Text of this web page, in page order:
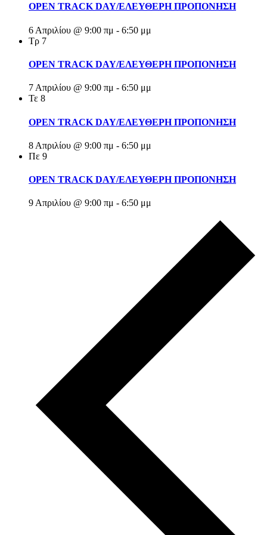
OPEN TRACK DAY/ΕΛΕΥΘΕΡΗ ΠΡΟΠΟΝΗΣΗ
6 Απριλίου @ 9:00 πμ - 6:50 μμ
Τρ 7
OPEN TRACK DAY/ΕΛΕΥΘΕΡΗ ΠΡΟΠΟΝΗΣΗ
7 Απριλίου @ 9:00 πμ - 6:50 μμ
Τε 8
OPEN TRACK DAY/ΕΛΕΥΘΕΡΗ ΠΡΟΠΟΝΗΣΗ
8 Απριλίου @ 9:00 πμ - 6:50 μμ
Πε 9
OPEN TRACK DAY/ΕΛΕΥΘΕΡΗ ΠΡΟΠΟΝΗΣΗ
9 Απριλίου @ 9:00 πμ - 6:50 μμ